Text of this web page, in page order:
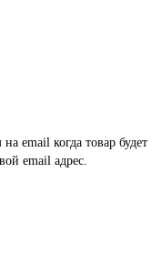
email когда товар будет
email адрес.